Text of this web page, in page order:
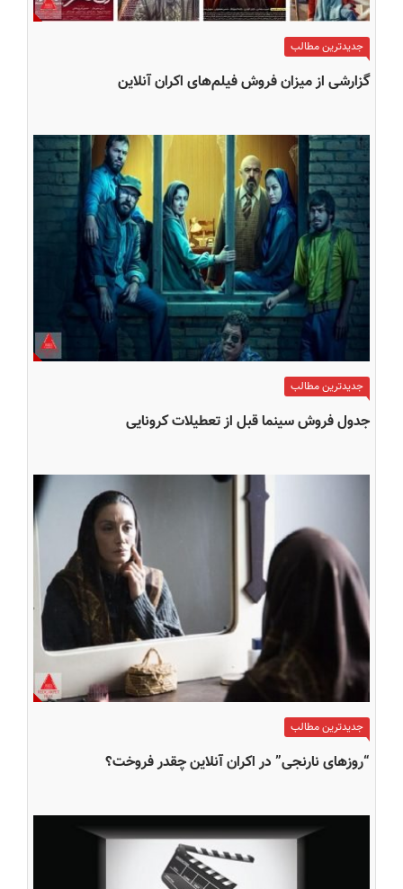
جدیدترین مطالب
گزارشی از میزان فروش فیلم‌های اکران آنلاین
جدیدترین مطالب
جدول فروش سینما قبل از تعطیلات کرونایی
جدیدترین مطالب
“روزهای نارنجی” در اکران آنلاین چقدر فروخت؟